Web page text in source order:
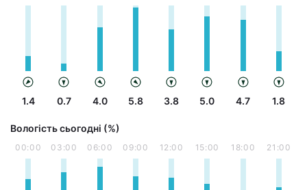
1.4 0.7 4.0 5.8 3.8 5.0 4.7 1.8
Вологість сьогодні (%)
00:00 03:00 06:00 09:00 12:00 15:00 18:00 21:00